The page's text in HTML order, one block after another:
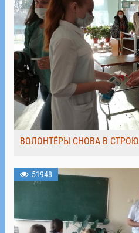
ВОЛОНТЁРЫ СНОВА В СТРОЮ
51948